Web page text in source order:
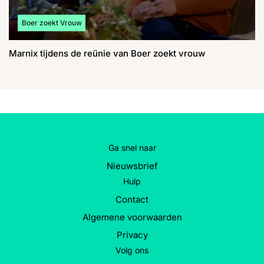
Bekijk meer artikelen over:
Boer zoekt Vrouw
Marnix tijdens de reünie van Boer zoekt vrouw
Ga snel naar
Nieuwsbrief
Hulp
Contact
Algemene voorwaarden
Privacy
Volg ons